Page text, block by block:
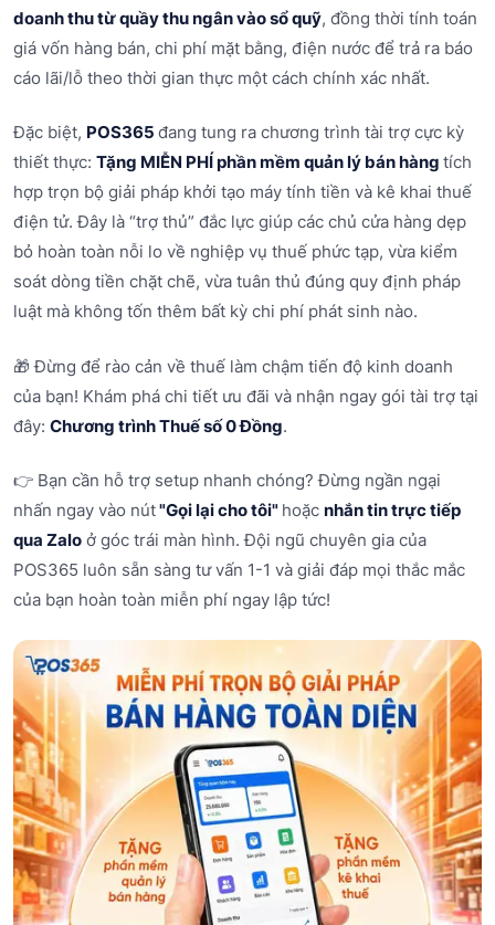
doanh thu từ quầy thu ngân vào sổ quỹ, đồng thời tính toán
giá vốn hàng bán, chi phí mặt bằng, điện nước để trả ra báo
cáo lãi/lỗ theo thời gian thực một cách chính xác nhất.
Đặc biệt, POS365 đang tung ra chương trình tài trợ cực kỳ
thiết thực: Tặng MIỄN PHÍ phần mềm quản lý bán hàng tích
hợp trọn bộ giải pháp khởi tạo máy tính tiền và kê khai thuế
điện tử. Đây là “trợ thủ” đắc lực giúp các chủ cửa hàng dẹp
bỏ hoàn toàn nỗi lo về nghiệp vụ thuế phức tạp, vừa kiểm
soát dòng tiền chặt chẽ, vừa tuân thủ đúng quy định pháp
luật mà không tốn thêm bất kỳ chi phí phát sinh nào.
🎁 Đừng để rào cản về thuế làm chậm tiến độ kinh doanh
của bạn! Khám phá chi tiết ưu đãi và nhận ngay gói tài trợ tại
đây: Chương trình Thuế số 0 Đồng.
👉 Bạn cần hỗ trợ setup nhanh chóng? Đừng ngần ngại
nhấn ngay vào nút"Gọi lại cho tôi" hoặc nhắn tin trực tiếp
qua Zalo ở góc trái màn hình. Đội ngũ chuyên gia của
POS365 luôn sẵn sàng tư vấn 1-1 và giải đáp mọi thắc mắc
của bạn hoàn toàn miễn phí ngay lập tức!